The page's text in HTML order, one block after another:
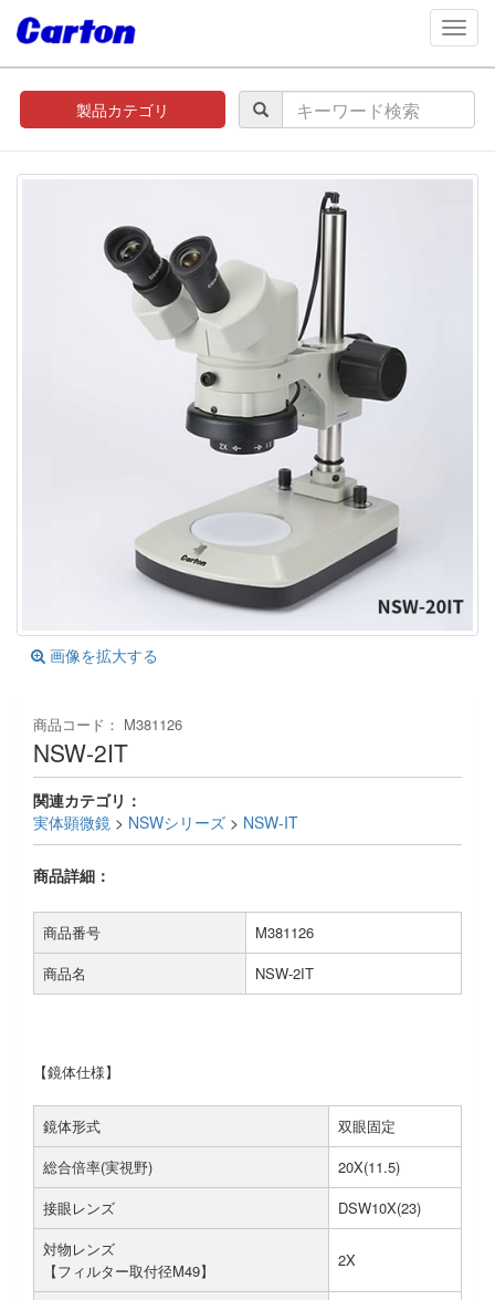
製品カテゴリ
画像を拡大する
商品コード： M381126
NSW-2IT
関連カテゴリ：
実体顕微鏡 > NSWシリーズ > NSW-IT
商品詳細：
商品番号
M381126
商品名
NSW-2IT
【鏡体仕様】
鏡体形式
双眼固定
総合倍率(実視野)
20X(11.5)
接眼レンズ
DSW10X(23)
対物レンズ
【フィルター取付径M49】
2X